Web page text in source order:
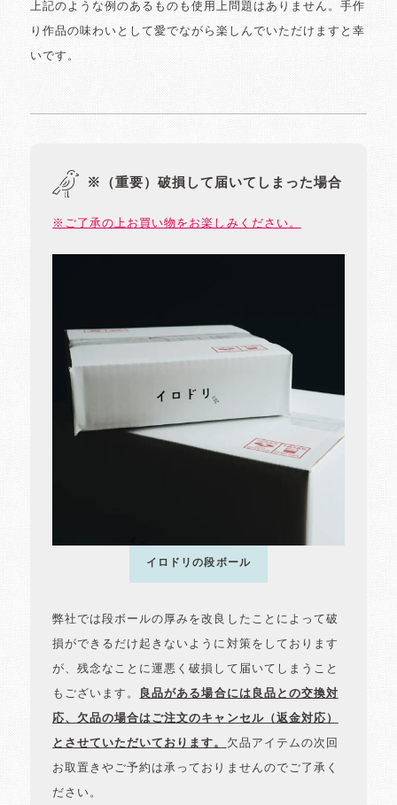
上記のような例のあるものも使用上問題はありません。手作
り作品の味わいとして愛でながら楽しんでいただけますと幸
いです。
※（重要）破損して届いてしまった場合
※ご了承の上お買い物をお楽しみください。
イロドリの段ボール
弊社では段ボールの厚みを改良したことによって破
損ができるだけ起きないように対策をしております
が、残念なことに運悪く破損して届いてしまうこと
もございます。 良品がある場合には良品との交換対
応、欠品の場合はご注文のキャンセル（返金対応）
とさせていただいております。 欠品アイテムの次回
お取置きやご予約は承っておりませんのでご了承く
ださい。